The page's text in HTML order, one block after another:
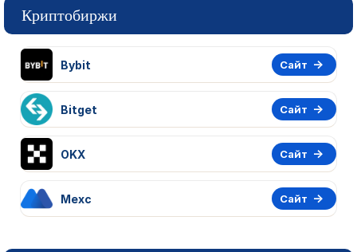
Криптобиржи
Bybit Сайт
Bitget Сайт
OKX Сайт
Mexc Сайт